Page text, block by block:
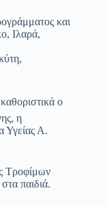
και
Ιλαρά,
ο
η
Υγείας Α.
Τροφίμων
παιδιά.